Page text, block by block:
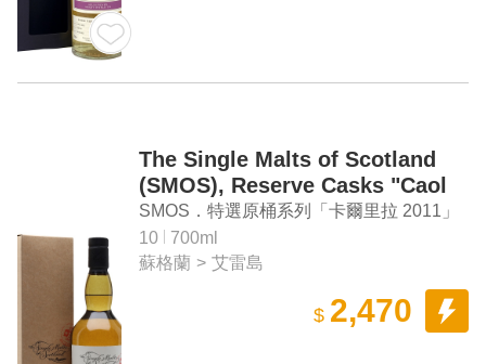
The Single Malts of Scotland
(SMOS), Reserve Casks "Caol
Ila 2011" Single Malt Scotch
Whisky
SMOS．特選原桶系列「卡爾里拉 2011」
單一麥芽蘇格蘭威士忌
10
700ml
蘇格蘭 > 艾雷島
$ 2,470